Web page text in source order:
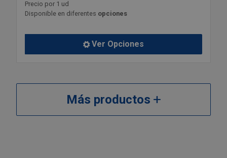
Precio por 1 ud
Disponible en diferentes opciones
Ver Opciones
Más productos